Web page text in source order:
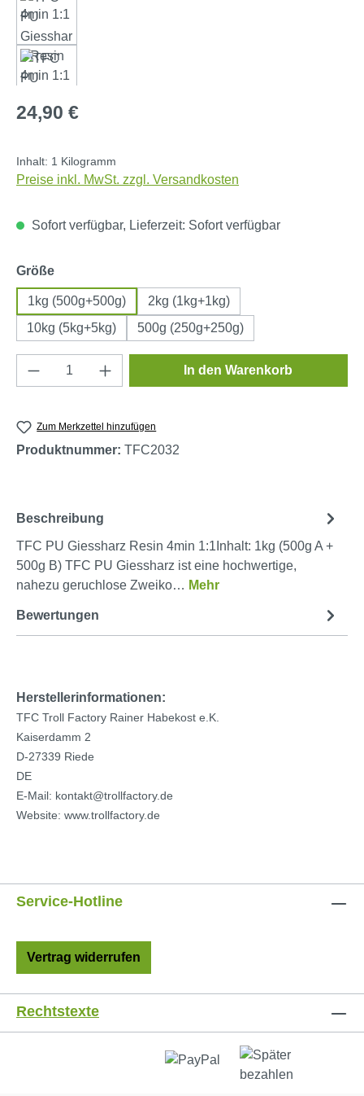
Regulärer Preis:
24,90 €
Inhalt: 1 Kilogramm
Preise inkl. MwSt. zzgl. Versandkosten
Sofort verfügbar, Lieferzeit: Sofort verfügbar
Größeauswählen
1kg (500g+500g)
2kg (1kg+1kg)
10kg (5kg+5kg)
500g (250g+250g)
Produkt Anzahl: Gib den gewünschten
In den Warenkorb
Zum Merkzettel hinzufügen
Produktnummer: TFC2032
Beschreibung
TFC PU Giessharz Resin 4min 1:1Inhalt: 1kg (500g A +
500g B) TFC PU Giessharz ist eine hochwertige,
nahezu geruchlose Zweiko… Mehr
Bewertungen
Herstellerinformationen:
TFC Troll Factory Rainer Habekost e.K.
Kaiserdamm 2
D-27339 Riede
DE
E-Mail: kontakt@trollfactory.de
Website: www.trollfactory.de
Service-Hotline
Vertrag widerrufen
Rechtstexte